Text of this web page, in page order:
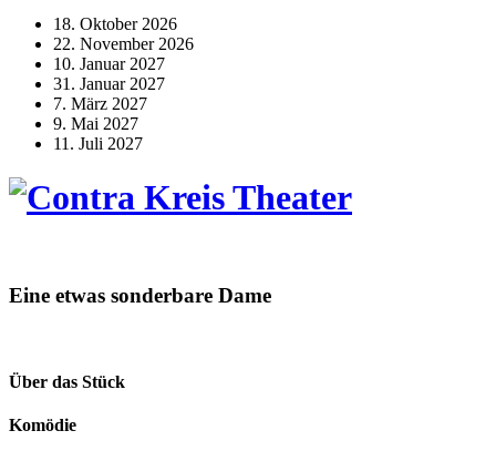
18. Oktober 2026
22. November 2026
10. Januar 2027
31. Januar 2027
7. März 2027
9. Mai 2027
11. Juli 2027
Eine etwas sonderbare Dame
Über das Stück
Komödie